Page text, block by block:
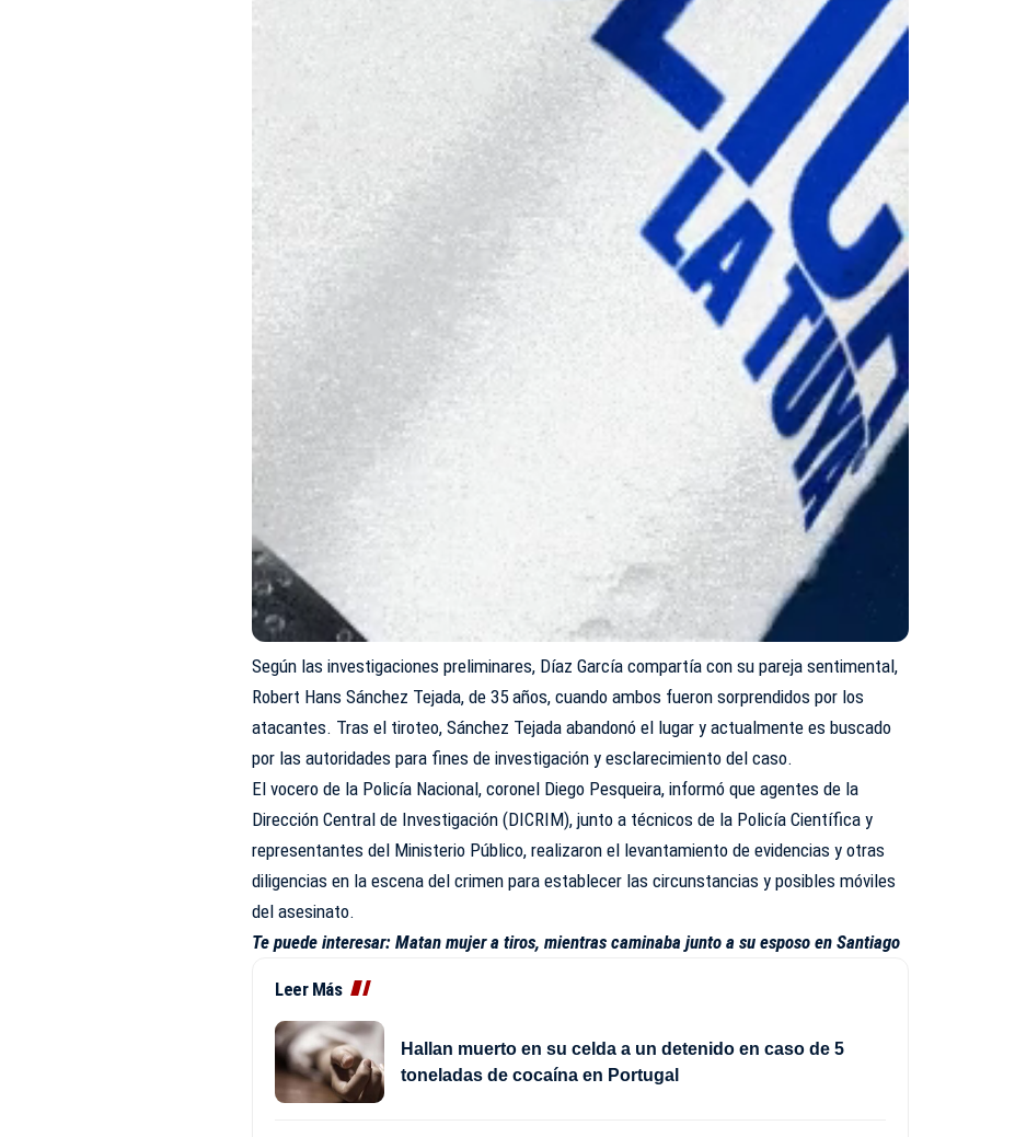
Según las investigaciones preliminares, Díaz García compartía con su pareja sentimental,
Robert Hans Sánchez Tejada, de 35 años, cuando ambos fueron sorprendidos por los
atacantes. Tras el tiroteo, Sánchez Tejada abandonó el lugar y actualmente es buscado
por las autoridades para fines de investigación y esclarecimiento del caso.
El vocero de la Policía Nacional, coronel Diego Pesqueira, informó que agentes de la
Dirección Central de Investigación (DICRIM), junto a técnicos de la Policía Científica y
representantes del Ministerio Público, realizaron el levantamiento de evidencias y otras
diligencias en la escena del crimen para establecer las circunstancias y posibles móviles
del asesinato.
Te puede interesar:Matan mujer a tiros, mientras caminaba junto a su esposo en Santiago
Leer Más
Hallan muerto en su celda a un detenido en caso de 5
toneladas de cocaína en Portugal